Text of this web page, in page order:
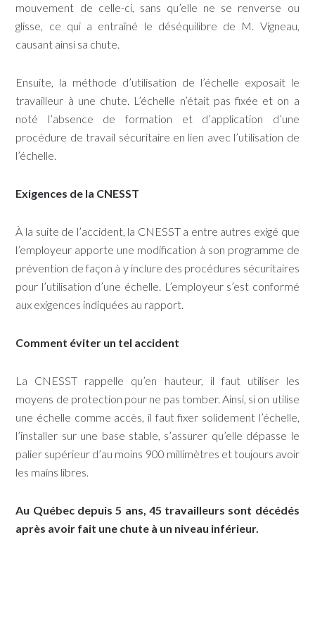
mouvement de celle-ci, sans qu’elle ne se renverse ou
glisse, ce qui a entraîné le déséquilibre de M. Vigneau,
causant ainsi sa chute.
Ensuite, la méthode d’utilisation de l’échelle exposait le
travailleur à une chute. L’échelle n’était pas fixée et on a
noté l’absence de formation et d’application d’une
procédure de travail sécuritaire en lien avec l’utilisation de
l’échelle.
Exigences de la CNESST
À la suite de l’accident, la CNESST a entre autres exigé que
l’employeur apporte une modification à son programme de
prévention de façon à y inclure des procédures sécuritaires
pour l’utilisation d’une échelle. L’employeur s’est conformé
aux exigences indiquées au rapport.
Comment éviter un tel accident
La CNESST rappelle qu’en hauteur, il faut utiliser les
moyens de protection pour ne pas tomber. Ainsi, si on utilise
une échelle comme accès, il faut fixer solidement l’échelle,
l’installer sur une base stable, s’assurer qu’elle dépasse le
palier supérieur d’au moins 900 millimètres et toujours avoir
les mains libres.
Au Québec depuis 5 ans, 45 travailleurs sont décédés
après avoir fait une chute à un niveau inférieur.